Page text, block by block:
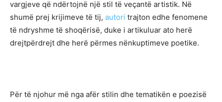
vargjeve që ndërtojnë një stil të veçantë artistik. Në
shumë prej krijimeve të tij, autori trajton edhe fenomene
të ndryshme të shoqërisë, duke i artikuluar ato herë
drejtpërdrejt dhe herë përmes nënkuptimeve poetike.
Për të njohur më nga afër stilin dhe tematikën e poezisë